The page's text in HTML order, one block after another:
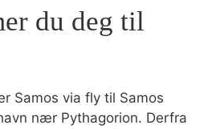
du deg til
Samos via fly til Samos
nær Pythagorion. Derfra